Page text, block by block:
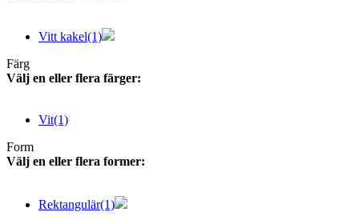
Vitt kakel(1)
Färg
Välj en eller flera färger:
Vit(1)
Form
Välj en eller flera former:
Rektangulär(1)